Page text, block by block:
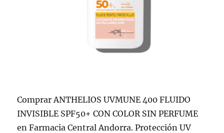
Comprar ANTHELIOS UVMUNE 400 FLUIDO
INVISIBLE SPF50+ CON COLOR SIN PERFUME
en Farmacia Central Andorra. Protección UV